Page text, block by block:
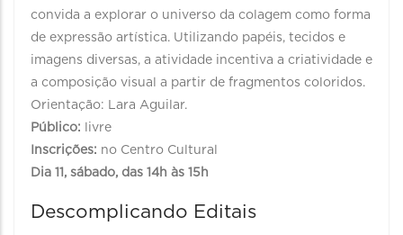
convida a explorar o universo da colagem como forma
de expressão artística. Utilizando papéis, tecidos e
imagens diversas, a atividade incentiva a criatividade e
a composição visual a partir de fragmentos coloridos.
Orientação: Lara Aguilar.
Público:
livre
Inscrições: no Centro Cultural
Dia 11, sábado, das 14h às 15h
Descomplicando Editais